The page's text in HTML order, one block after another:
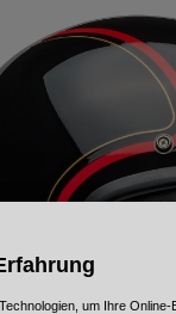
um Ihre